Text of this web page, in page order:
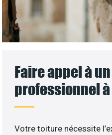
Faire appel à
professionnel à
Votre toiture nécessite